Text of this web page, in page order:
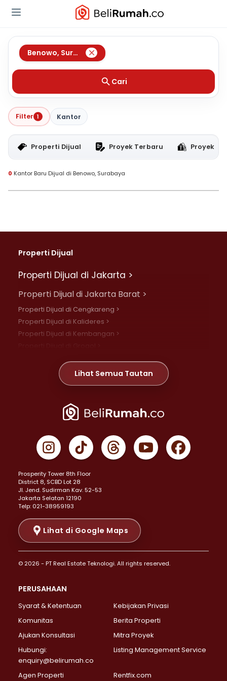
Benowo, Surabaya
Cari
Filter 1 Kantor
Properti Dijual Proyek Terbaru Proyek
0 Kantor Baru Dijual di Benowo, Surabaya
Properti Dijual
Properti Dijual di Jakarta >
Properti Dijual di Jakarta Barat >
Properti Dijual di Cengkareng >
Properti Dijual di Kalideres >
Properti Dijual di Kembangan >
Properti Dijual di Meruya >
Properti Dijual di Jelambar >
Properti Dijual di Jakarta Pusat >
Properti Dijual di Gambir >
Properti Dijual di Johar Baru >
Properti Dijual di Menteng >
Properti Dijual di Senen >
Properti Dijual di Tanah Abang >
Properti Dijual di Cikini >
Properti Dijual di Kramat >
Properti Dijual di Pasar Baru >
Properti Dijual di Bendungan Hilir >
Properti Dijual di Jakarta Selatan >
Properti Dijual di Lebak Bulus >
Properti Dijual di Gandaria Selatan >
Properti Dijual di Pondok Labu >
Properti Dijual di Lenteng Agung >
Properti Dijual di Senayan >
Properti Dijual di Pondok Pinang >
Lihat Semua Tautan
Prosperity Tower 8th Floor
District 8, SCBD Lot 28
JI. Jend. Sudirman Kav. 52-53
Jakarta Selatan 12190
Telp: 021-38959193
Lihat di Google Maps
© 2026 - PT Real Estate Teknologi. All rights reserved.
PERUSAHAAN
Syarat & Ketentuan
Kebijakan Privasi
Komunitas
Berita Properti
Ajukan Konsultasi
Mitra Proyek
Hubungi:
enquiry@belirumah.co
Listing Management Service
Agen Properti Rentfix.com